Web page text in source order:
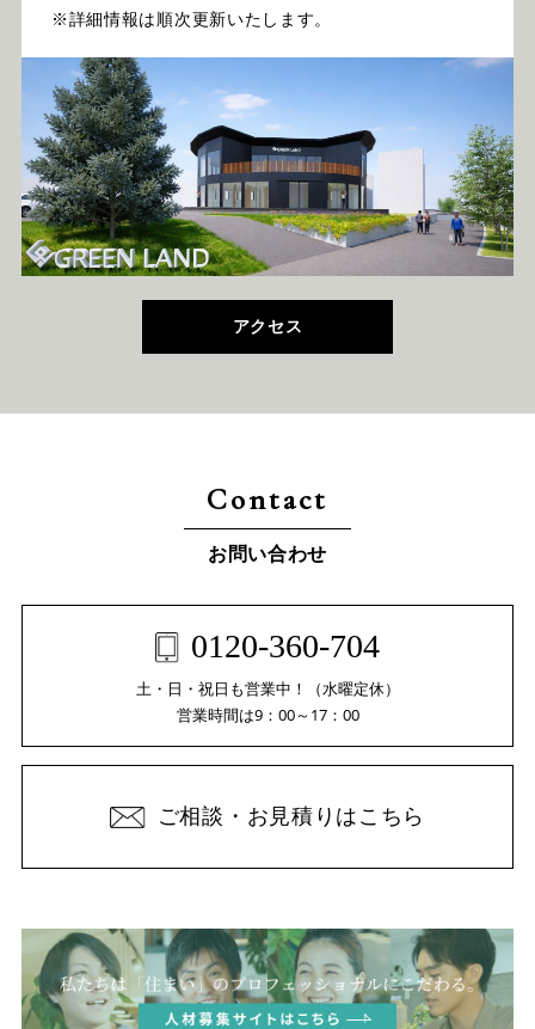
※詳細情報は順次更新いたします。
アクセス
Contact
お問い合わせ
0120-360-704
土・日・祝日も営業中！（水曜定休）
営業時間は9：00～17：00
ご相談・お見積りはこちら